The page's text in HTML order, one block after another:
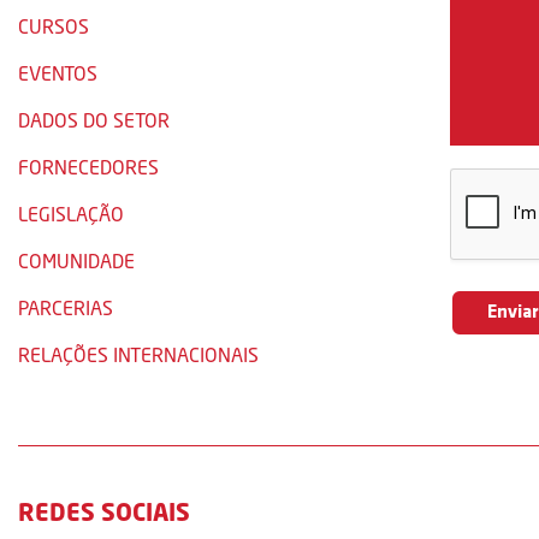
CURSOS
EVENTOS
DADOS DO SETOR
FORNECEDORES
LEGISLAÇÃO
COMUNIDADE
PARCERIAS
RELAÇÕES INTERNACIONAIS
REDES SOCIAIS